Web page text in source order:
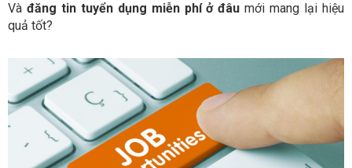
Và đăng tin tuyển dụng miễn phí ở đâu mới mang lại hiệu
quả tốt?